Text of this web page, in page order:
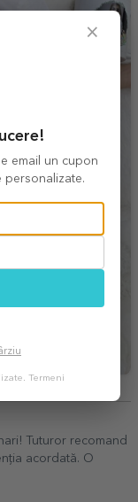
Tuturor recomand
acordată. O
×
email un cupon
Termeni